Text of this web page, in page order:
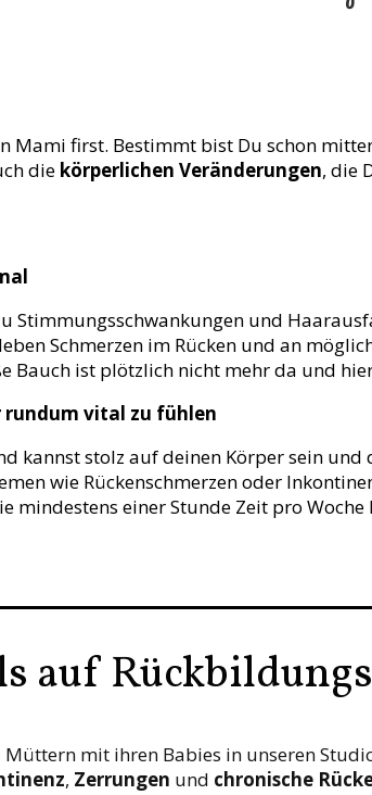
first. Bestimmt bist Du schon
die körperlichen Veränderungen, die
und
Schmerzen im Rücken und an
Bauch ist plötzlich nicht mehr da und
rundum vital zu fühlen
kannst stolz auf deinen Körper sein
wie Rückenschmerzen oder
einer Stunde Zeit pro
auf
mit ihren Babies in unseren
, Zerrungen und chronische